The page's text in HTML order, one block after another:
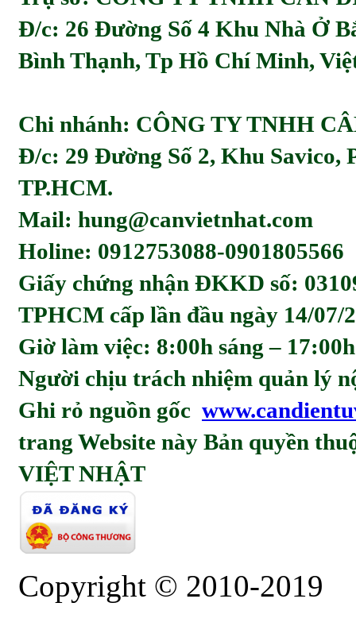
Đ/c: 26 Đường Số 4 Khu Nhà Ở
Bình Thạnh, Tp Hồ Chí Minh,
Chi nhánh: CÔNG TY TNHH
Đ/c: 29 Đường Số 2, Khu Savico,
TP.HCM.
Mail: hung@canvietnhat.com
Holine: 0912753088-0901805566
Giấy chứng nhận ĐKKD số:
TPHCM cấp lần đầu ngày 14/07/
Giờ làm việc: 8:00h sáng –
Người chịu trách nhiệm quản lý
Ghi rỏ nguồn gốc
trang Website này Bản quyền
VIỆT NHẬT
Copyright © 2010-2019